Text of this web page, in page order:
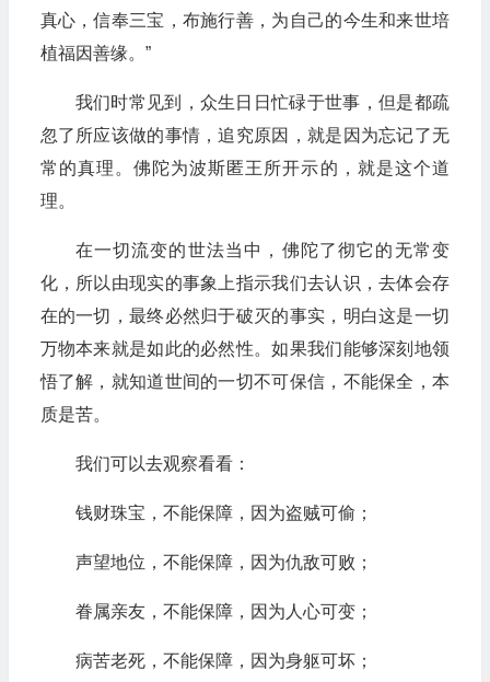
真心，信奉三宝，布施行善，为自己的今生和来世培
植福因善缘。”
我们时常见到，众生日日忙碌于世事，但是都疏
忽了所应该做的事情，追究原因，就是因为忘记了无
常的真理。佛陀为波斯匿王所开示的，就是这个道
理。
在一切流变的世法当中，佛陀了彻它的无常变
化，所以由现实的事象上指示我们去认识，去体会存
在的一切，最终必然归于破灭的事实，明白这是一切
万物本来就是如此的必然性。如果我们能够深刻地领
悟了解，就知道世间的一切不可保信，不能保全，本
质是苦。
我们可以去观察看看：
钱财珠宝，不能保障，因为盗贼可偷；
声望地位，不能保障，因为仇敌可败；
眷属亲友，不能保障，因为人心可变；
病苦老死，不能保障，因为身躯可坏；